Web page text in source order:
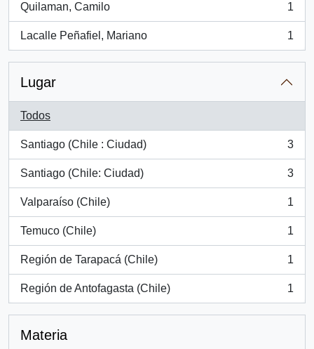
Quilaman, Camilo
, 1 resultados
1
Lacalle Peñafiel, Mariano
, 1 resultados
1
Lugar
Todos
Santiago (Chile : Ciudad)
, 3 resultados
3
Santiago (Chile: Ciudad)
, 3 resultados
3
Valparaíso (Chile)
, 1 resultados
1
Temuco (Chile)
, 1 resultados
1
Región de Tarapacá (Chile)
, 1 resultados
1
Región de Antofagasta (Chile)
, 1 resultados
1
Materia